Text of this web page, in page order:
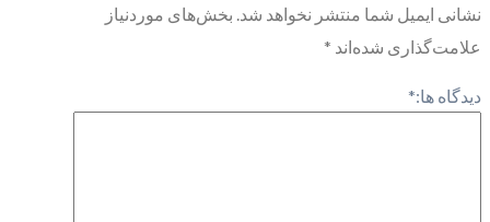
نشانی ایمیل شما منتشر نخواهد شد. بخش‌های موردنیاز
علامت‌گذاری شده‌اند *
دیدگاه ها:*